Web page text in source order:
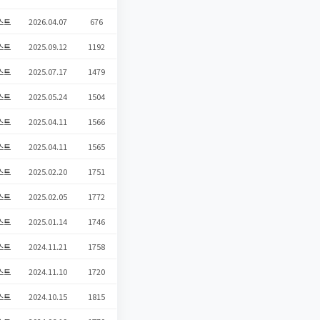
트 2026.04.07 676
트 2025.09.12 1192
트 2025.07.17 1479
트 2025.05.24 1504
트 2025.04.11 1566
트 2025.04.11 1565
트 2025.02.20 1751
트 2025.02.05 1772
트 2025.01.14 1746
트 2024.11.21 1758
트 2024.11.10 1720
트 2024.10.15 1815